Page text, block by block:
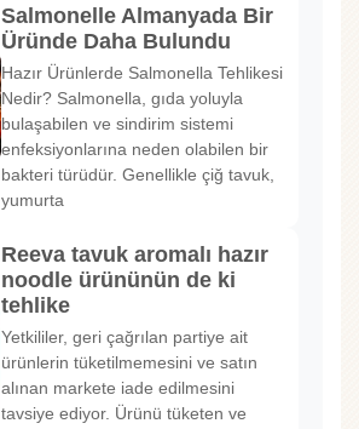
Salmonelle Almanyada Bir
Üründe Daha Bulundu
Hazır Ürünlerde Salmonella Tehlikesi
Nedir? Salmonella, gıda yoluyla
bulaşabilen ve sindirim sistemi
enfeksiyonlarına neden olabilen bir
bakteri türüdür. Genellikle çiğ tavuk,
yumurta
Reeva tavuk aromalı hazır
noodle ürününün de ki
tehlike
Yetkililer, geri çağrılan partiye ait
ürünlerin tüketilmemesini ve satın
alınan markete iade edilmesini
tavsiye ediyor. Ürünü tüketen ve